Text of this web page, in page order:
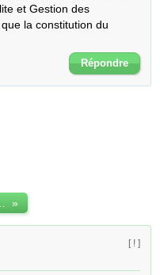
et Gestion des
la constitution du
Répondre
»
[ ! ]